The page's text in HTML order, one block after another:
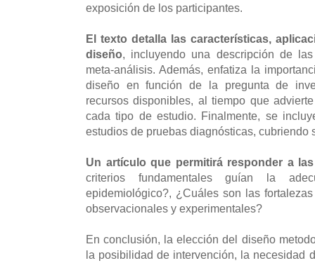
exposición de los participantes.
El texto detalla las características,
diseño, incluyendo una descripción de
meta-análisis. Además, enfatiza la
diseño en función de la pregunta de
recursos disponibles, al tiempo que
cada tipo de estudio. Finalmente, se
estudios de pruebas diagnósticas,
Un artículo que permitirá responder a
criterios fundamentales guían la
epidemiológico?, ¿Cuáles son las
observacionales y experimentales?
En conclusión, la elección del diseño
la posibilidad de intervención, la necesidad